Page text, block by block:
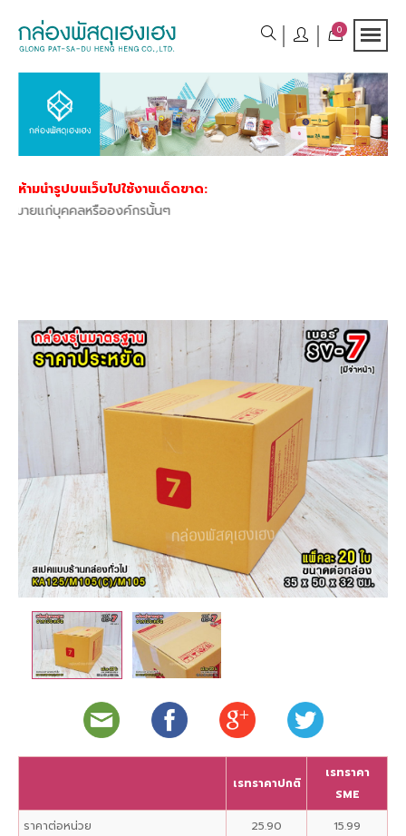
0
ห้ามนำรูปบนเว็บไปใช้งานเด็ดขาด:
แก่บุคคลหรือองค์กรนั้นๆ
เรทราคาปกติ
เรทราคา
SME
ราคาต่อหน่วย
25.90
15.99